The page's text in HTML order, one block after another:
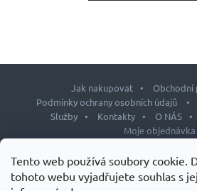
Tento web používá soubory cookie.
tohoto webu vyjadřujete souhlas s
Jak nakupovat
Obchodní
Podmínky ochrany osobních údajů
Služby
Kontakty O NÁS
Moje objednávka